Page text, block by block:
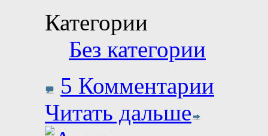
Категории
Без категории
5 Комментарии
Читать дальше